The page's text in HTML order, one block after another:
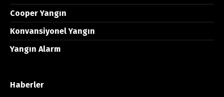
Cooper Yangın
Konvansiyonel Yangın
Yangın Alarm
Haberler